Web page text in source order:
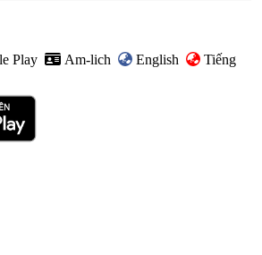
Play Am-lich English
Tiếng